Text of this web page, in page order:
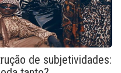
de subjetividades: